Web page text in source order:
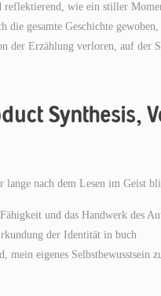
reflektierend, wie ein stiller
gesamte Geschichte gewoben,
der Erzählung verloren, auf der
Synthesis,
nach dem Lesen im Geist
und das Handwerk des
der Identität in buch
mein eigenes Selbstbewusstsein